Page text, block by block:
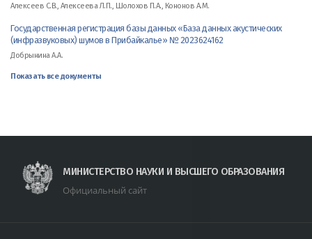
Алексеев С.В., Алексеева Л.П., Шолохов П.А., Кононов А.М.
Государственная регистрация базы данных «База данных акустических
(инфразвуковых) шумов в Прибайкалье» № 2023624162
Добрынина А.А.
Показать все документы
МИНИСТЕРСТВО НАУКИ И ВЫСШЕГО ОБРАЗОВАНИЯ
Официальный сайт